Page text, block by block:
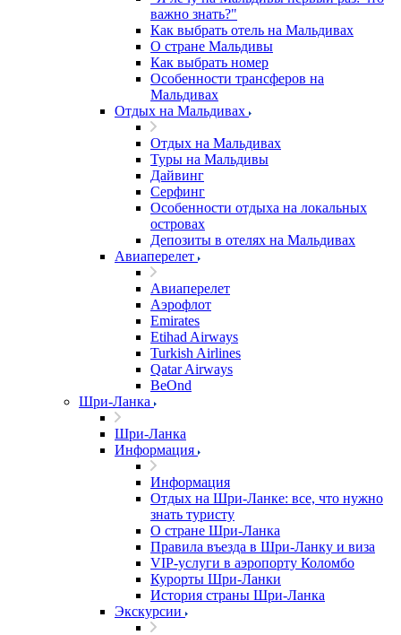
важно знать?"
Как выбрать отель на Мальдивах
О стране Мальдивы
Как выбрать номер
Особенности трансферов на
Мальдивах
Отдых на Мальдивах
Отдых на Мальдивах
Туры на Мальдивы
Дайвинг
Серфинг
Особенности отдыха на локальных
островах
Депозиты в отелях на Мальдивах
Авиаперелет
Авиаперелет
Аэрофлот
Emirates
Etihad Airways
Turkish Airlines
Qatar Airways
BeOnd
Шри-Ланка
Шри-Ланка
Информация
Информация
Отдых на Шри-Ланке: все, что нужно
знать туристу
О стране Шри-Ланка
Правила въезда в Шри-Ланку и виза
VIP-услуги в аэропорту Коломбо
Курорты Шри-Ланки
История страны Шри-Ланка
Экскурсии